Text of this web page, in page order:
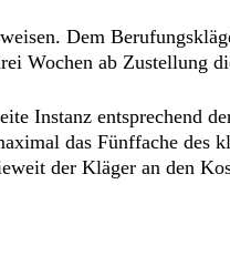
Dem
Wochen ab Zustellung
Instanz entsprechend
das Fünffache des
der Kläger an den